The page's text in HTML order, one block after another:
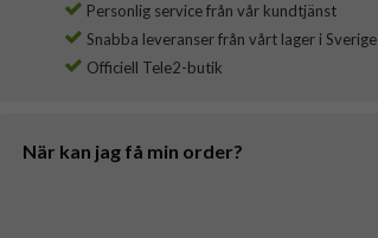
Personlig service från vår kundtjänst
Snabba leveranser från vårt lager i Sverige
Officiell Tele2-butik
När kan jag få min order?